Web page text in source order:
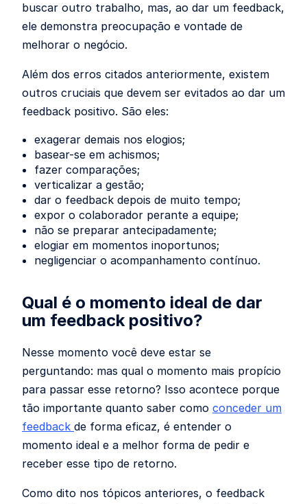
buscar outro trabalho, mas, ao dar um feedback,
ele demonstra preocupação e vontade de
melhorar o negócio.
Além dos erros citados anteriormente, existem
outros cruciais que devem ser evitados ao dar um
feedback positivo. São eles:
exagerar demais nos elogios;
basear-se em achismos;
fazer comparações;
verticalizar a gestão;
dar o feedback depois de muito tempo;
expor o colaborador perante a equipe;
não se preparar antecipadamente;
elogiar em momentos inoportunos;
negligenciar o acompanhamento contínuo.
Qual é o momento ideal de dar
um feedback positivo?
Nesse momento você deve estar se
perguntando: mas qual o momento mais propício
para passar esse retorno? Isso acontece porque
tão importante quanto saber como conceder um
feedback de forma eficaz, é entender o
momento ideal e a melhor forma de pedir e
receber esse tipo de retorno.
Como dito nos tópicos anteriores, o feedback